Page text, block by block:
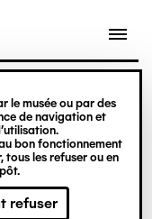
le musée ou par des
de navigation et
bon fonctionnement
tous les refuser ou en
refuser